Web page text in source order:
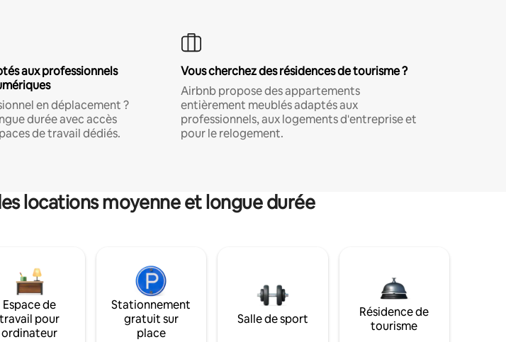
aux professionnels
en déplacement ?
durée avec accès
de travail dédiés.
Vous cherchez des résidences de tourisme ?
Airbnb propose des appartements
entièrement meublés adaptés aux
professionnels, aux logements d'entreprise et
pour le relogement.
locations moyenne et longue durée
Espace de
travail pour
ordinateur
Stationnement
gratuit sur
place
Salle de sport
Résidence de
tourisme